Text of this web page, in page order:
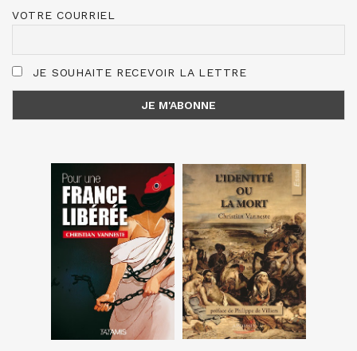
VOTRE COURRIEL
JE SOUHAITE RECEVOIR LA LETTRE